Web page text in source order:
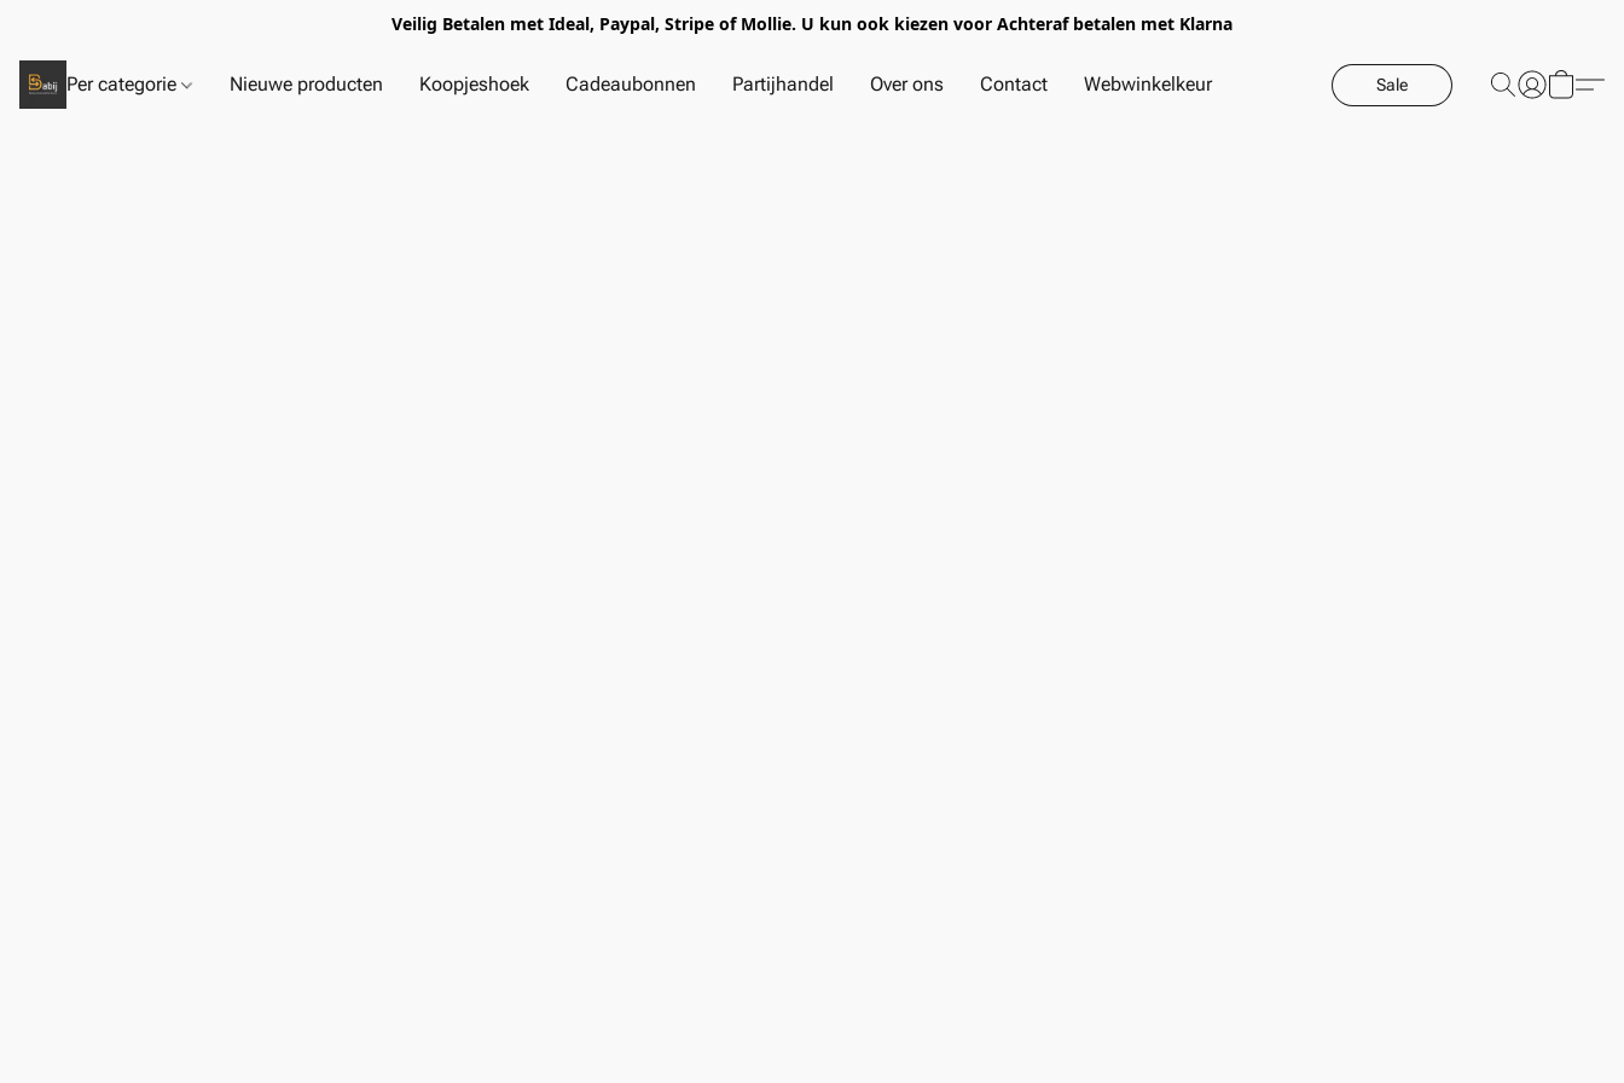
Veilig Betalen met Ideal, Paypal, Stripe of Mollie. U kun ook kiezen voor Achteraf betalen met Klarna
Per categorie Nieuwe producten Koopjeshoek Cadeaubonnen Partijhandel Over ons Contact Webwinkelkeur Sale